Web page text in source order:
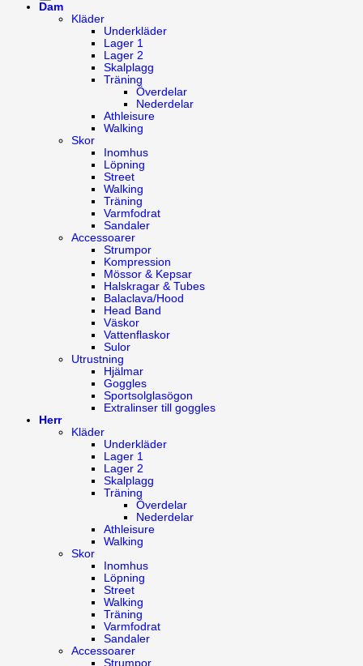
Dam
Kläder
Underkläder
Lager 1
Lager 2
Skalplagg
Träning
Överdelar
Nederdelar
Athleisure
Walking
Skor
Inomhus
Löpning
Street
Walking
Träning
Varmfodrat
Sandaler
Accessoarer
Strumpor
Kompression
Mössor & Kepsar
Halskragar & Tubes
Balaclava/Hood
Head Band
Väskor
Vattenflaskor
Sulor
Utrustning
Hjälmar
Goggles
Sportsolglasögon
Extralinser till goggles
Herr
Kläder
Underkläder
Lager 1
Lager 2
Skalplagg
Träning
Överdelar
Nederdelar
Athleisure
Walking
Skor
Inomhus
Löpning
Street
Walking
Träning
Varmfodrat
Sandaler
Accessoarer
Strumpor